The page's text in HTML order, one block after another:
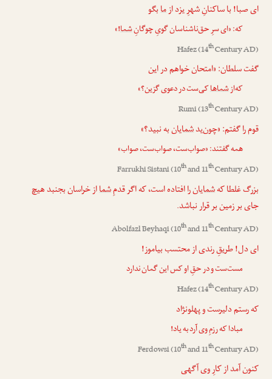
ای صبا! با ساکنانِ شهرِ یزد ازمابگو
که: «ای سرِ حق‌ناشناسان گویِ چوگانِشما!»
Hafez(14thCentury AD)
گفت سلطان: «امتحان خواهم در این
که‌ازشماهاکی‌ست در دعوی گزین؟»
Rumi(13thCentury AD)
قوم را گفتم: «چون‌یدشمایانبه نبید؟»
همه گفتند: «صواب‌ست، صواب‌ست، صواب»
Farrukhi Sistani(10thand 11thCentury AD)
بزرگ غلطا کهشمایانرا افتاده است، که اگر قدمِشمااز خراسان بجنبد هیچ
جای بر زمین بر قرار نباشد.
Abolfazl Beyhaqi(10thand 11thCentury AD)
ای دل! طریقِ رندی از محتسب بیاموز!
مست‌ست و در حقِاوکس این گمان ندارد
Hafez(14thCentury AD)
که رستم دلیرست و پهلونژاد
مبادا که رزمِویآرد به یاد!
Ferdowsi(10thand 11thCentury AD)
کنون آمد از کارِویآگهی